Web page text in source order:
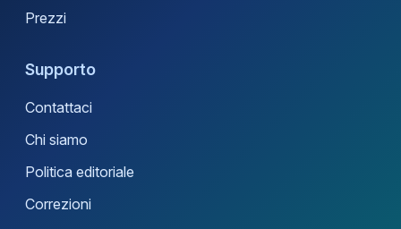
Prezzi
Supporto
Contattaci
Chi siamo
Politica editoriale
Correzioni